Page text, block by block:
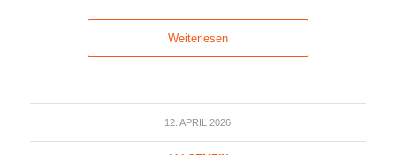
Weiterlesen
12. APRIL 2026